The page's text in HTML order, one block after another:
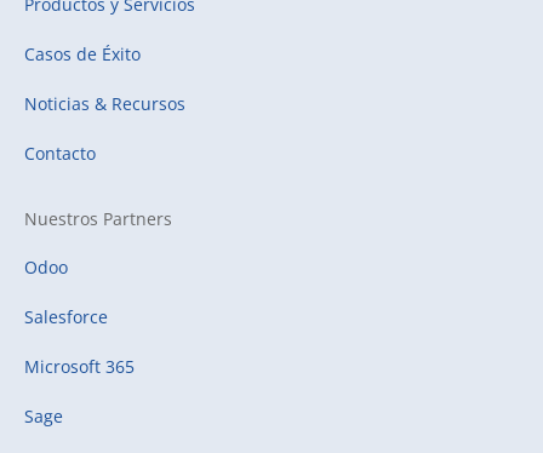
Productos y Servicios
Casos de Éxito
Noticias & Recursos
Contacto
Nuestros Partners
Odoo
Salesforce
Microsoft 365
Sage